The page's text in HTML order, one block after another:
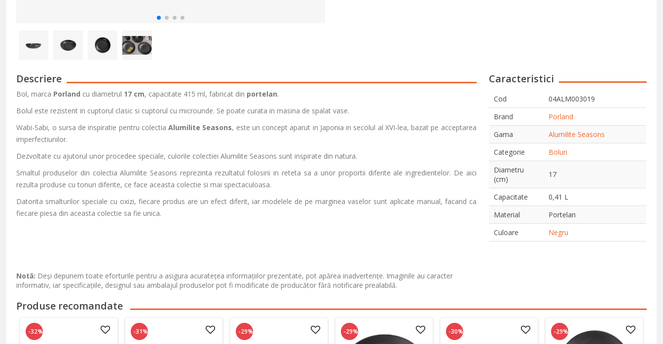
Descriere
Bol, marca Porland cu diametrul 17 cm, capacitate 415 ml, fabricat din portelan.
Bolul este rezistent in cuptorul clasic si cuptorul cu microunde. Se poate curata in masina de spalat vase.
Wabi-Sabi, o sursa de inspiratie pentru colectiaAlumilite Seasons, este un concept aparut in Japonia in secolul al XVI-lea, bazat pe acceptarea
imperfectiunilor.
Dezvoltate cu ajutorul unor procedee speciale, culorile colectiei Alumilite Seasons sunt inspirate din natura.
Smaltul produselor din colectia Alumilite Seasons reprezinta rezultatul folosirii in reteta sa a unor proportii diferite ale ingredientelor. De aici
rezulta produse cu tonuri diferite, ce face aceasta colectie si mai spectaculoasa.
Datorita smalturilor speciale cu oxizi, fiecare produs are un efect diferit, iar modelele de pe marginea vaselor sunt aplicate manual, facand ca
fiecare piesa din aceasta colectie sa fie unica.
Caracteristici
Cod
04ALM003019
Brand
Porland
Gama
Alumilite Seasons
Categorie
Boluri
Diametru
(cm)
17
Capacitate
0,41 L
Material
Portelan
Culoare
Negru
Notă: Deși depunem toate eforturile pentru a asigura acuratețea informațiilor prezentate, pot apărea inadvertențe. Imaginile au caracter
informativ, iar specificațiile, designul sau ambalajul produselor pot fi modificate de producător fără notificare prealabilă.
Produse recomandate
-32% -31% -29% -29% -30% -29%